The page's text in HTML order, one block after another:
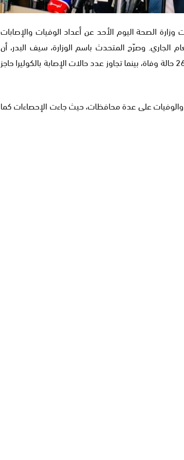
الصحة اليوم الأحد عن أعداد الوفيات والإصابات
الجاري. وصرّح المتحدث باسم الوزارة، سيف البدر، أن
الإصابات بالحمى النزفية وصلت إلى 211 حالة، منها 26 حالة وفاة، بينما تجاوز عدد حالات الإصابة بالكوليرا حاجز
على عدة محافظات، حيث جاءت الإحصاءات كما